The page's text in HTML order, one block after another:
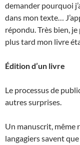
demander pourquoi
dans mon texte…
répondu. Très bien,
plus tard mon livre
Édition d’un livre
Le processus de
autres surprises.
Un manuscrit, même
langagiers savent